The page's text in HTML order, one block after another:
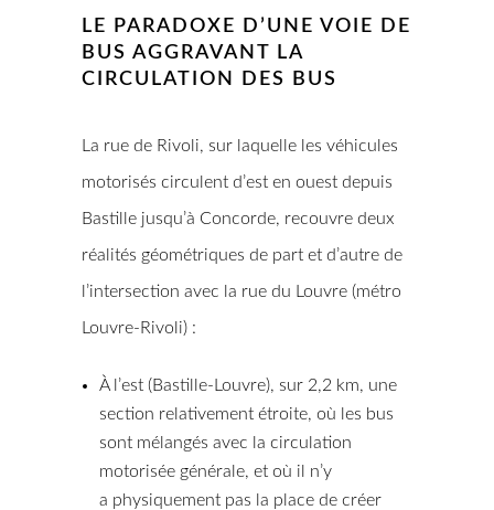
LE PARADOXE D’UNE VOIE DE
BUS AGGRAVANT LA
CIRCULATION DES BUS
La rue de Rivoli, sur laquelle les véhicules
motorisés circulent d’est en ouest depuis
Bastille jusqu’à Concorde, recouvre deux
réalités géométriques de part et d’autre de
l’intersection avec la rue du Louvre (métro
Louvre-Rivoli) :
À l’est (Bastille-Louvre), sur 2,2 km, une
section relativement étroite, où les bus
sont mélangés avec la circulation
motorisée générale, et où il n’y
a physiquement pas la place de créer